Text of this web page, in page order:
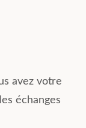
avez votre
échanges
Les
et les
amis la
sur
juste